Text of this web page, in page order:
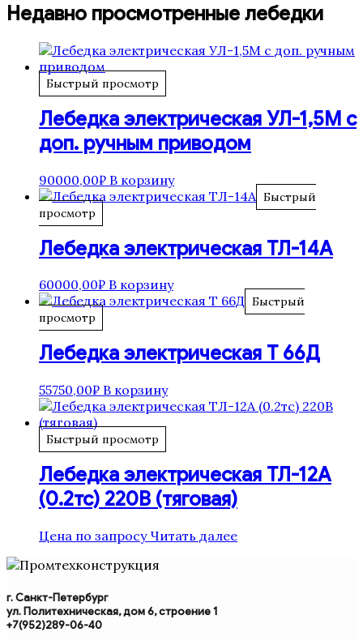
Недавно просмотренные лебедки
Быстрый просмотр
Лебедка электрическая УЛ-1,5М с
доп. ручным приводом
90000,00₽ В корзину
Быстрый
просмотр
Лебедка электрическая ТЛ-14А
60000,00₽ В корзину
Быстрый
просмотр
Лебедка электрическая Т 66Д
55750,00₽ В корзину
Быстрый просмотр
Лебедка электрическая ТЛ-12А
(0.2тс) 220В (тяговая)
Цена по запросу Читать далее
г. Санкт-Петербург
ул. Политехническая, дом 6, строение 1
+7(952)289-06-40